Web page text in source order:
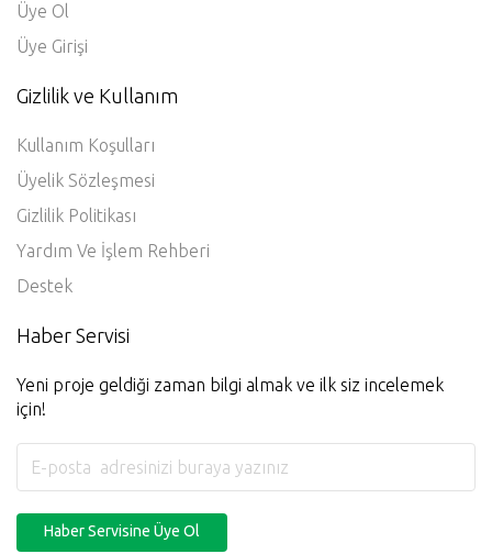
Üye Ol
Üye Girişi
Gizlilik ve Kullanım
Kullanım Koşulları
Üyelik Sözleşmesi
Gizlilik Politikası
Yardım Ve İşlem Rehberi
Destek
Haber Servisi
Yeni proje geldiği zaman bilgi almak ve ilk siz incelemek
için!
Haber Servisine Üye Ol